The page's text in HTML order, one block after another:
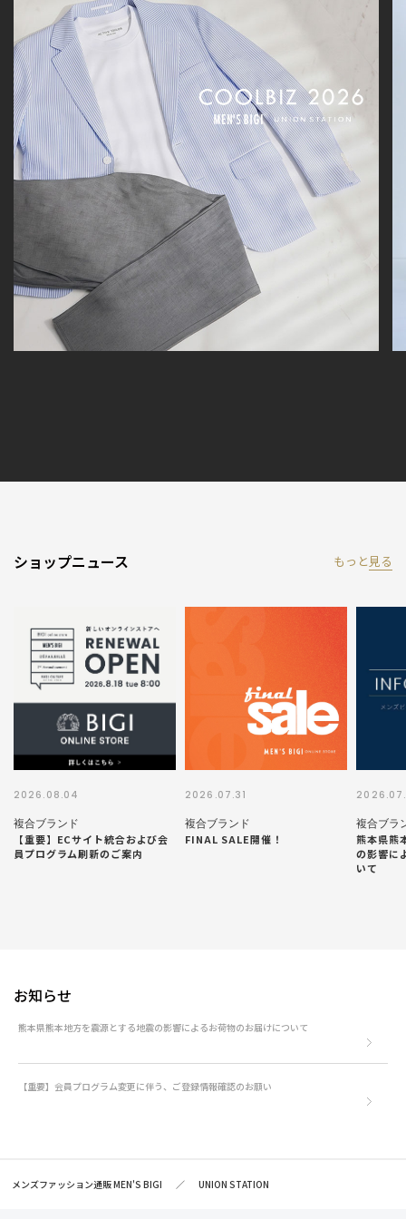
ショップニュース もっと見る
2026.08.04
複合ブランド
【重要】ECサイト統合および会
員プログラム刷新のご案内
2026.07.31
複合ブランド
FINAL SALE開催！
複合ブラ
熊本県熊
の影響に
いて
お知らせ
熊本県熊本地方を震源とする地震の影響によるお荷物のお届けについて
【重要】会員プログラム変更に伴う、ご登録情報確認のお願い
メンズファッション通販 MEN'S BIGI UNION STATION